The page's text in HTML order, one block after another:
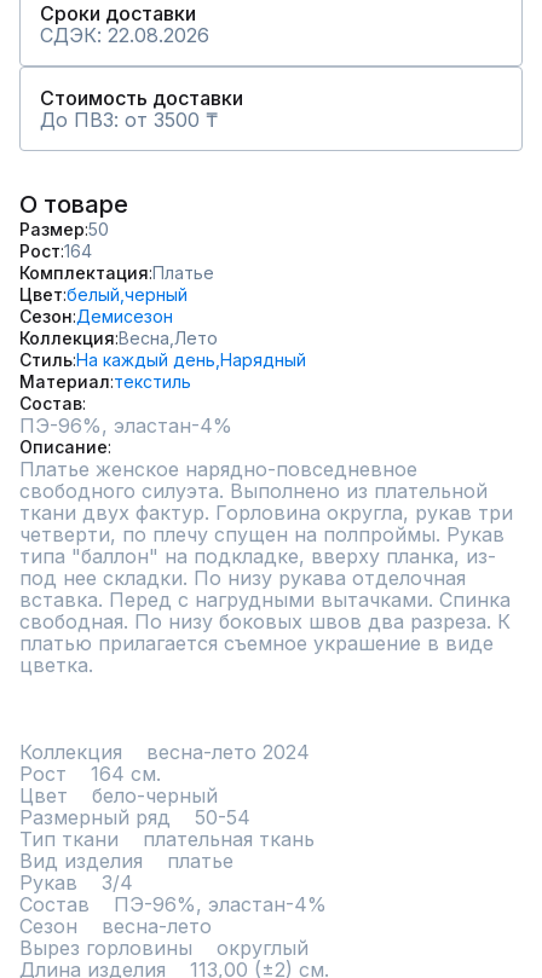
Сроки доставки
СДЭК: 22.08.2026
Стоимость доставки
До ПВЗ: от 3500 ₸
О товаре
Размер 50
Рост 164
Комплектация Платье
Цвет белый, черный
Сезон Демисезон
Коллекция Весна, Лето
СтильНа каждый день, Нарядный
Материал текстиль
Состав
ПЭ-96%, эластан-4%
Описание
Платье женское нарядно-повседневное
свободного силуэта. Выполнено из плательной
ткани двух фактур. Горловина округла, рукав три
четверти, по плечу спущен на полпроймы. Рукав
типа "баллон" на подкладке, вверху планка, из-
под нее складки. По низу рукава отделочная
вставка. Перед с нагрудными вытачками. Спинка
свободная. По низу боковых швов два разреза. К
платью прилагается съемное украшение в виде
цветка.
Коллекция    весна-лето 2024
Рост    164 см.
Цвет    бело-черный
Размерный ряд    50-54
Тип ткани    плательная ткань
Вид изделия    платье
Рукав    3/4
Состав    ПЭ-96%, эластан-4%
Сезон    весна-лето
Вырез горловины    округлый
Длина изделия    113,00 (±2) см.